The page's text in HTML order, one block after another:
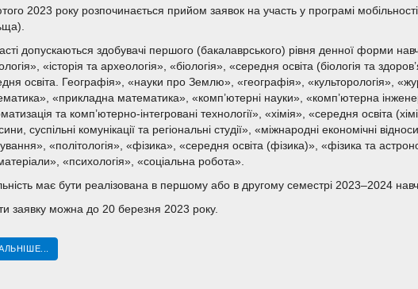
2023 року розпочинається прийом заявок на участь у програмі
допускаються здобувачі першого (бакалаврського) рівня денної форми
«історія та археологія», «біологія», «середня освіта (біологія та
освіта. Географія», «науки про Землю», «географія», «культорологія»,
«прикладна математика», «комп’ютерні науки», «комп’ютерна
та комп’ютерно-інтегровані технології», «хімія», «середня освіта
суспільні комунікації та регіональні студії», «міжнародні економічні
«політологія», «фізика», «середня освіта (фізика)», «фізика та
«психологія», «соціальна робота».
має бути реалізована в першому або в другому семестрі 2023–2024
заявку можна до 20 березня 2023 року.